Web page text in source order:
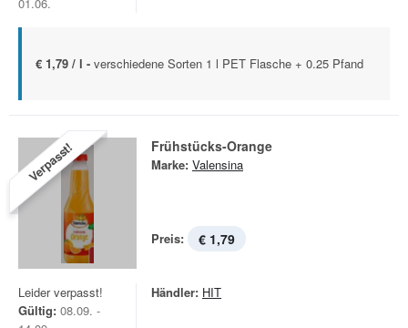
€ 1,79 / l - verschiedene Sorten 1 l PET Flasche + 0.25 Pfand
Verpasst! Frühstücks-Orange
Marke: Valensina
Preis: € 1,79
Leider verpasst!
Gültig: 08.09. -
Händler: HIT